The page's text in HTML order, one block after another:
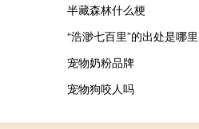
半藏森林什么梗
“浩渺七百里”的出处是哪里
宠物奶粉品牌
宠物狗咬人吗